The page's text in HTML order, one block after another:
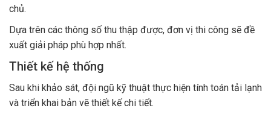
chủ.
Dựa trên các thông số thu thập được, đơn vị thi công sẽ đề
xuất giải pháp phù hợp nhất.
Thiết kế hệ thống
Sau khi khảo sát, đội ngũ kỹ thuật thực hiện tính toán tải lạnh
và triển khai bản vẽ thiết kế chi tiết.